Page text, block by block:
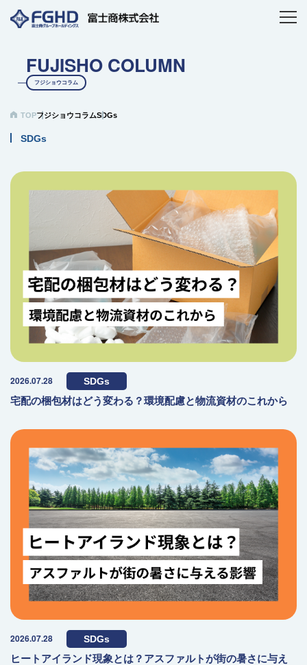
FUJISHO COLUMN
フジショウコラム
TOPフジショウコラムSDGs
SDGs
2026.07.28 SDGs
宅配の梱包材はどう変わる？環境配慮と物流資材のこれから
2026.07.28 SDGs
ヒートアイランド現象とは？アスファルトが街の暑さに与え